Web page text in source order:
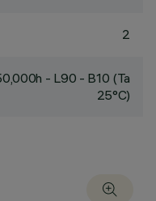
2
- L90 - B10 (Ta
25°C)